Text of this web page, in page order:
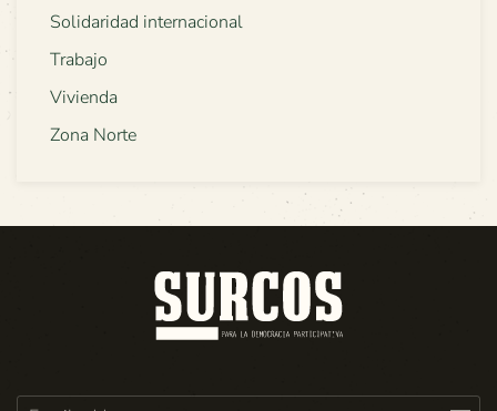
Solidaridad internacional
Trabajo
Vivienda
Zona Norte